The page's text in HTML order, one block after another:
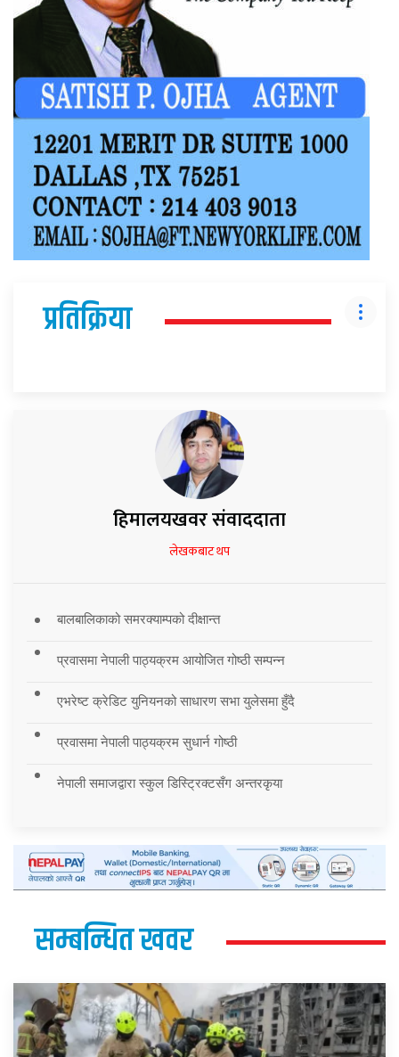
प्रतिक्रिया
हिमालयखवर संवाददाता
लेखकबाट थप
बालबालिकाको समरक्याम्पको दीक्षान्त
प्रवासमा नेपाली पाठ्यक्रम आयोजित गोष्ठी सम्पन्न
एभरेष्ट क्रेडिट युनियनको साधारण सभा युलेसमा हुँदै
प्रवासमा नेपाली पाठ्यक्रम सुधार्न गोष्ठी
नेपाली समाजद्वारा स्कुल डिस्ट्रिक्टसँग अन्तरकृया
सम्बन्धित खवर